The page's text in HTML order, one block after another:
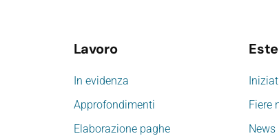
Lavoro
In evidenza
Approfondimenti
Elaborazione paghe
Fiere
News